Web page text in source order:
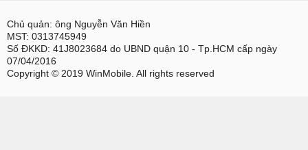
Chủ quản: ông Nguyễn Văn Hiền
MST: 0313745949
Số ĐKKD: 41J8023684 do UBND quận 10 - Tp.HCM cấp ngày
07/04/2016
Copyright © 2019 WinMobile. All rights reserved